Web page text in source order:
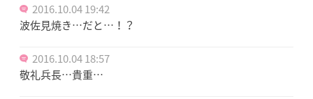
2016.10.04 19:42
波佐見焼き…だと…！？
2016.10.04 18:57
敬礼兵長…貴重…